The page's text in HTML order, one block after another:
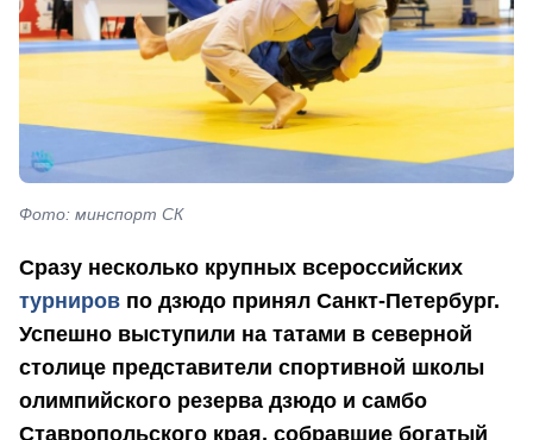
Фото: минспорт СК
Сразу несколько крупных всероссийских
турниров по дзюдо принял Санкт-Петербург.
Успешно выступили на татами в северной
столице представители спортивной школы
олимпийского резерва дзюдо и самбо
Ставропольского края, собравшие богатый